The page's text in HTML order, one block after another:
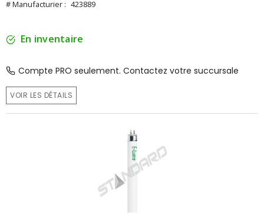
# Manufacturier : 423889
En inventaire
Compte PRO seulement. Contactez votre succursale
VOIR LES DÉTAILS